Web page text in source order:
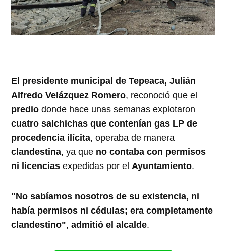
El presidente municipal de Tepeaca, Julián
Alfredo Velázquez Romero, reconoció que el
predio donde hace unas semanas explotaron
cuatro salchichas que contenían gas LP de
procedencia ilícita, operaba de manera
clandestina, ya que no contaba con permisos
ni licencias expedidas por el Ayuntamiento.
"No sabíamos nosotros de su existencia, ni
había permisos ni cédulas; era completamente
clandestino",admitió el alcalde.